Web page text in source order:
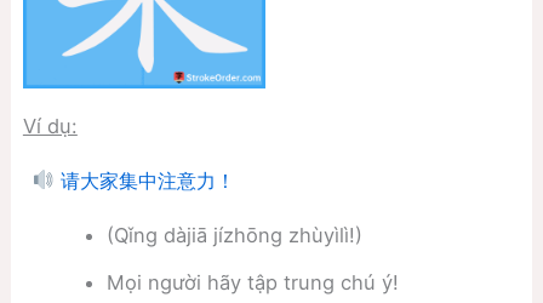
Ví dụ:
请大家集中注意力！
(Qǐng dàjiā jízhōng zhùyìlì!)
Mọi người hãy tập trung chú ý!